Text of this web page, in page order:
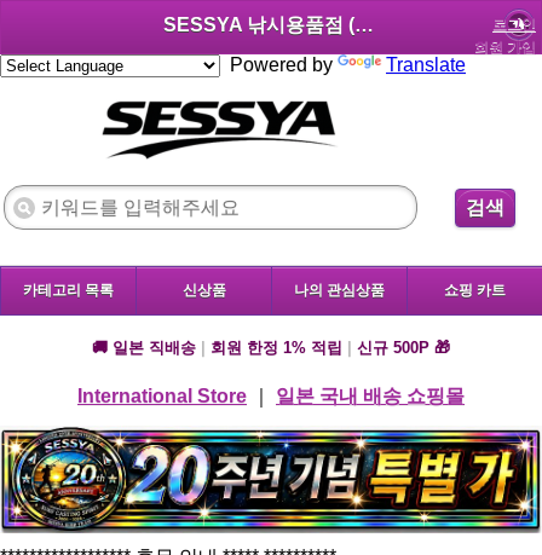
SESSYA 낚시용품점 (한국어)
Powered by
Translate
로그인
회원 가입
검색
카테고리 목록 신상품 나의 관심상품 쇼핑 카트
🚚 일본 직배송 회원 한정 1% 적립 신규 500P 🎁
International Store 일본 국내 배송 쇼핑몰